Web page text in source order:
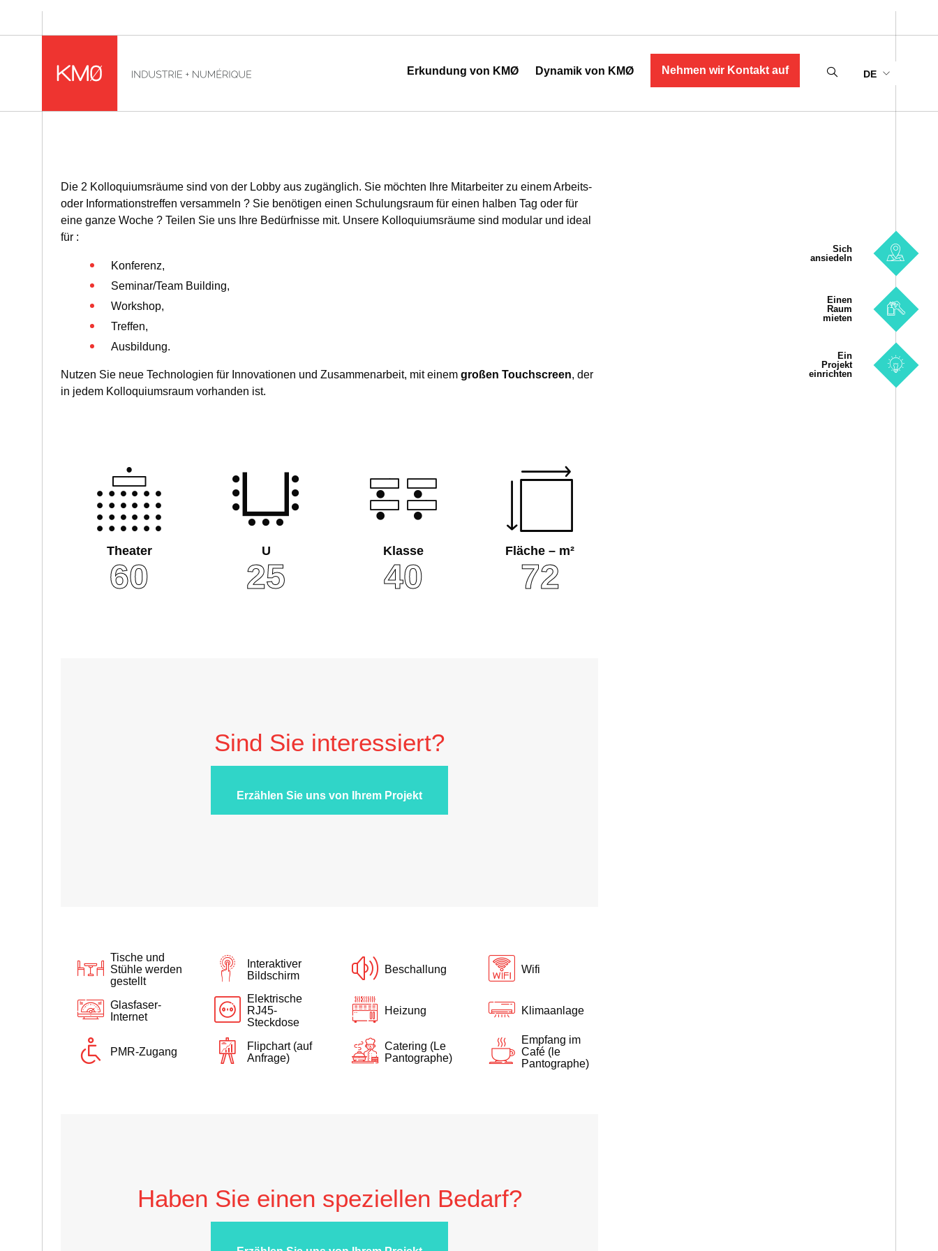
Erkundung von KMØ Dynamik von KMØ Nehmen wir Kontakt auf DE
Die 2 Kolloquiumsräume sind von der Lobby aus zugänglich. Sie möchten Ihre Mitarbeiter zu einem Arbeits-
oder Informationstreffen versammeln ? Sie benötigen einen Schulungsraum für einen halben Tag oder für
eine ganze Woche ? Teilen Sie uns Ihre Bedürfnisse mit. Unsere Kolloquiumsräume sind modular und ideal
für :
Konferenz,
Seminar/Team Building,
Workshop,
Treffen,
Ausbildung.
Nutzen Sie neue Technologien für Innovationen und Zusammenarbeit, mit einem großen Touchscreen, der
in jedem Kolloquiumsraum vorhanden ist.
Theater
60
U
25
Klasse
40
Fläche – m²
72
Sind Sie interessiert?
Erzählen Sie uns von Ihrem Projekt
Tische und
Stühle werden
gestellt
Interaktiver
Bildschirm
Beschallung Wifi
Glasfaser-
Internet
Elektrische
RJ45-
Steckdose
Heizung Klimaanlage
PMR-Zugang
Flipchart (auf
Anfrage)
Catering (Le
Pantographe)
Empfang im
Café (le
Pantographe)
Haben Sie einen speziellen Bedarf?
Sich
ansiedeln
Einen
Raum
mieten
Ein
Projekt
einrichten